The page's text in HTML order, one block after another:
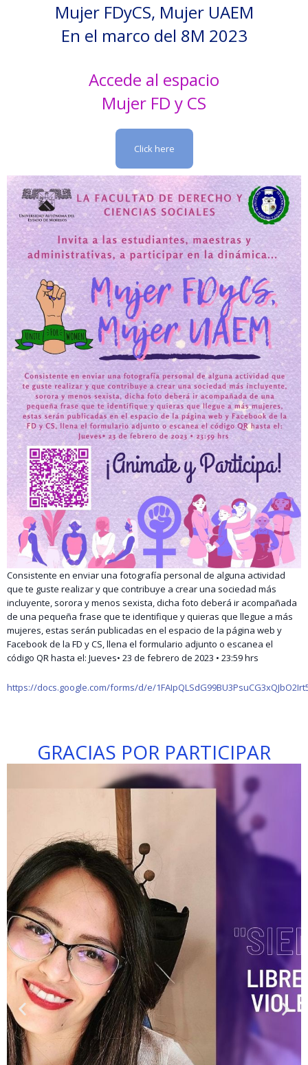
Mujer FDyCS, Mujer UAEM
En el marco del 8M 2023
Accede al espacio
Mujer FD y CS
Click here
Consistente en enviar una fotografía personal de alguna actividad
que te guste realizar y que contribuye a crear una sociedad más
incluyente, sorora y menos sexista, dicha foto deberá ir acompañada
de una pequeña frase que te identifique y quieras que llegue a más
mujeres, estas serán publicadas en el espacio de la página web y
Facebook de la FD y CS, llena el formulario adjunto o escanea el
código QR hasta el: Jueves• 23 de febrero de 2023 • 23:59 hrs
https://docs.google.com/forms/d/e/
GRACIAS POR PARTICIPAR